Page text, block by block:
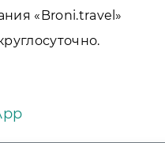
«Broni.travel»